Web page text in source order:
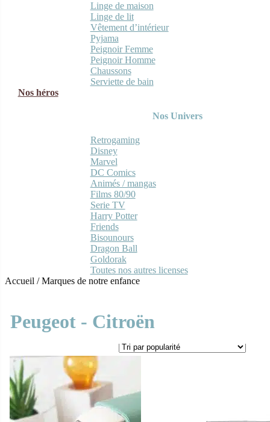
Linge de maison
Linge de lit
Vêtement d’intérieur
Pyjama
Peignoir Femme
Peignoir Homme
Chaussons
Serviette de bain
Nos héros
Nos Univers
Retrogaming
Disney
Marvel
DC Comics
Animés / mangas
Films 80/90
Serie TV
Harry Potter
Friends
Bisounours
Dragon Ball
Goldorak
Toutes nos autres licenses
Accueil /Marques de notre enfance
Peugeot - Citroën